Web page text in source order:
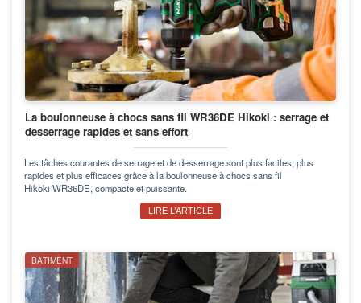
La boulonneuse à chocs sans fil WR36DE Hikoki : serrage et
desserrage rapides et sans effort
Les tâches courantes de serrage et de desserrage sont plus faciles, plus
rapides et plus efficaces grâce à la boulonneuse à chocs sans fil
Hikoki WR36DE, compacte et puissante.
LIRE L’ARTICLE
BÂTIMENT